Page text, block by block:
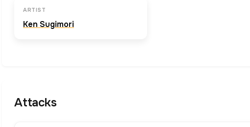
ARTIST
Ken Sugimori
Attacks